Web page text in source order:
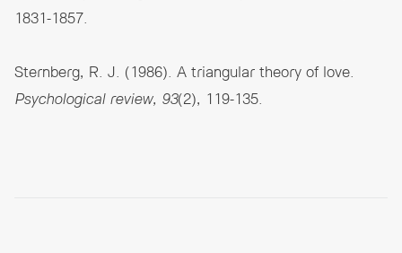
1831-1857.
Sternberg, R. J. (1986). A triangular theory of love.
Psychological review, 93(2), 119-135.